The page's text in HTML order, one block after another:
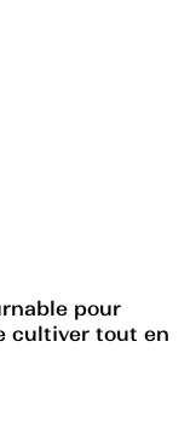
pour
cultiver tout en